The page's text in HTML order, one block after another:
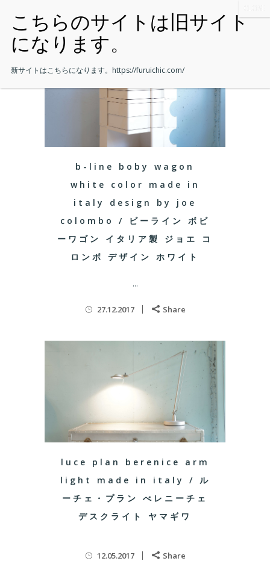
b-line boby wagon
white color made in
italy design by joe
colombo / ビーライン ボビ
ーワゴン イタリア製 ジョエ コ
ロンボ デザイン ホワイト
...
27.12.2017 Share
luce plan berenice arm
light made in italy / ル
ーチェ・プラン べレニーチェ
デスクライト ヤマギワ
12.05.2017 Share
新サイトはこちらになります。 https://furuichic.com/